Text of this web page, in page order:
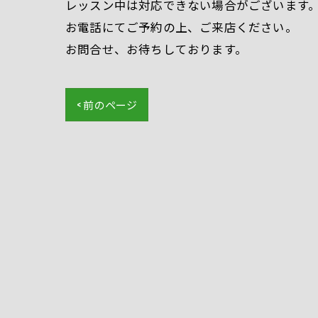
レッスン中は対応できない場合がございます。
お電話にてご予約の上、ご来店ください。
お問合せ、お待ちしております。
< 前のページ